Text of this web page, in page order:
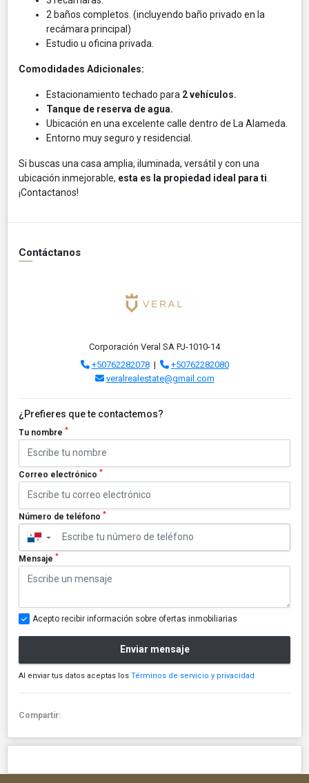
2 baños completos. (incluyendo baño privado en la
recámara principal)
Estudio u oficina privada.
Comodidades Adicionales:
Estacionamiento techado para 2 vehículos.
Tanque de reserva de agua.
Ubicación en una excelente calle dentro de La Alameda.
Entorno muy seguro y residencial.
Si buscas una casa amplia, iluminada, versátil y con una
ubicación inmejorable, esta es la propiedad ideal para ti
¡Contactanos!
Contáctanos
Corporación Veral SA PJ-1010-14
+50762282078|
+50762282080
veralrealestate@gmail.com
¿Prefieres que te contactemos?
Tu nombre *
Correo electrónico *
Número de teléfono *
▼
Mensaje *
Acepto recibir información sobre ofertas inmobiliarias
Enviar mensaje
Al enviar tus datos aceptas los Términos de servicio y privacidad
Compartir: